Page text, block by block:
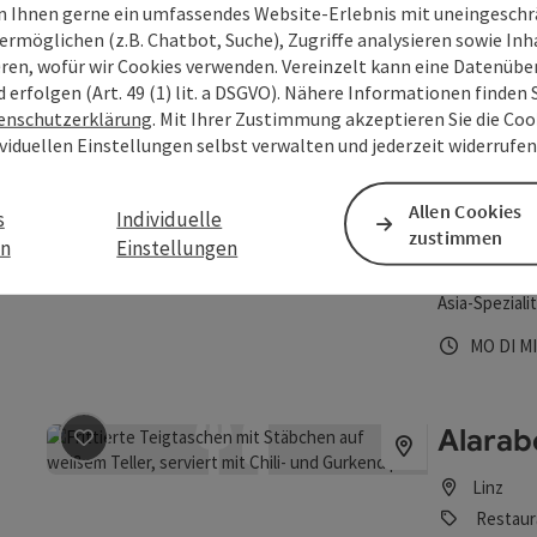
Die größte
LentiaCity in
MODI
Beitrag merken: Akakiko - Passage Linz
Asia-
MO DI MI
Beitrag merken: Alarabe Restaurant
Linz
Ihnen gerne ein umfassendes Website-Erlebnis mit
(z.B. Chatbot, Suche), Zugriffe analysieren sowie
wofür wir Cookies verwenden. Vereinzelt kann eine
(Art. 49 (1) lit. a DSGVO). Nähere Informationen finden
. Mit Ihrer Zustimmung akzeptieren Sie die
Einstellungen selbst verwalten und jederzeit
Individuelle
Einstellungen
Allen Cookies
zustimmen